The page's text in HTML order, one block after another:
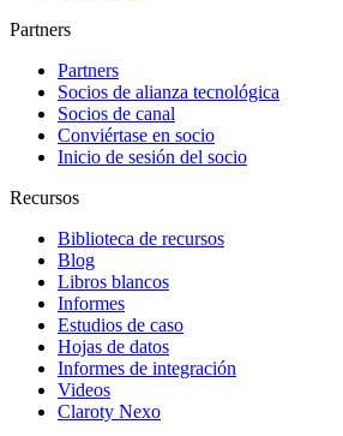
Partners
Partners
Socios de alianza tecnológica
Socios de canal
Conviértase en socio
Inicio de sesión del socio
Recursos
Biblioteca de recursos
Blog
Libros blancos
Informes
Estudios de caso
Hojas de datos
Informes de integración
Videos
Claroty Nexo